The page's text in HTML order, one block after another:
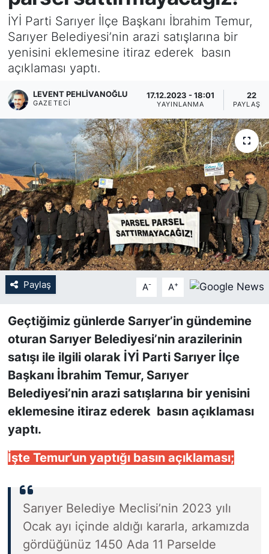
İYİ Parti Sarıyer İlçe Başkanı İbrahim Temur,
Sarıyer Belediyesi’nin arazi satışlarına bir
yenisini eklemesine itiraz ederek basın
açıklaması yaptı.
LEVENT PEHLIVANOĞLU
GAZETECI
17.12.2023 - 18:01
YAYINLANMA
22
PAYLAŞIM
Paylaş A- A+
Geçtiğimiz günlerde Sarıyer’in gündemine
oturan Sarıyer Belediyesi’nin arazilerinin
satışı ile ilgili olarak İYİ Parti Sarıyer İlçe
Başkanı İbrahim Temur, Sarıyer
Belediyesi’nin arazi satışlarına bir yenisini
eklemesine itiraz ederek basın açıklaması
yaptı.
İşte Temur’un yaptığı basın açıklaması;
Sarıyer Belediye Meclisi’nin 2023 yılı
Ocak ayı içinde aldığı kararla, arkamızda
gördüğünüz 1450 Ada 11 Parselde
KÖŞE YAZILARI
KÖŞE YAZILARI (Arşiv)
RÖPORTAJ
SAĞLIK
SARIYER HABERLERİ
SARIYER İMAR BARIŞI
SEKTÖR
SON DAKİKA HABERİ
SPOR
TEKNOLOJİ
VİDEO GALERİ
YAŞAM